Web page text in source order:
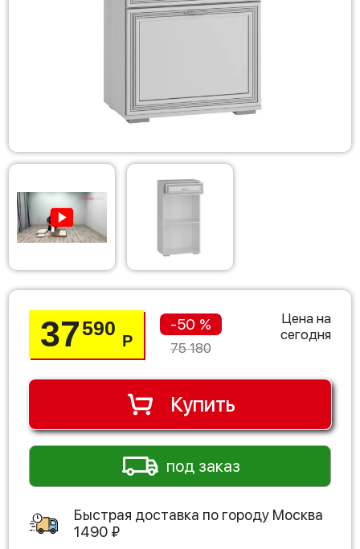
37590
Р
-50 %
75 180
Цена на
сегодня
Купить
под заказ
Быстрая доставка по городу Москва
1490 ₽